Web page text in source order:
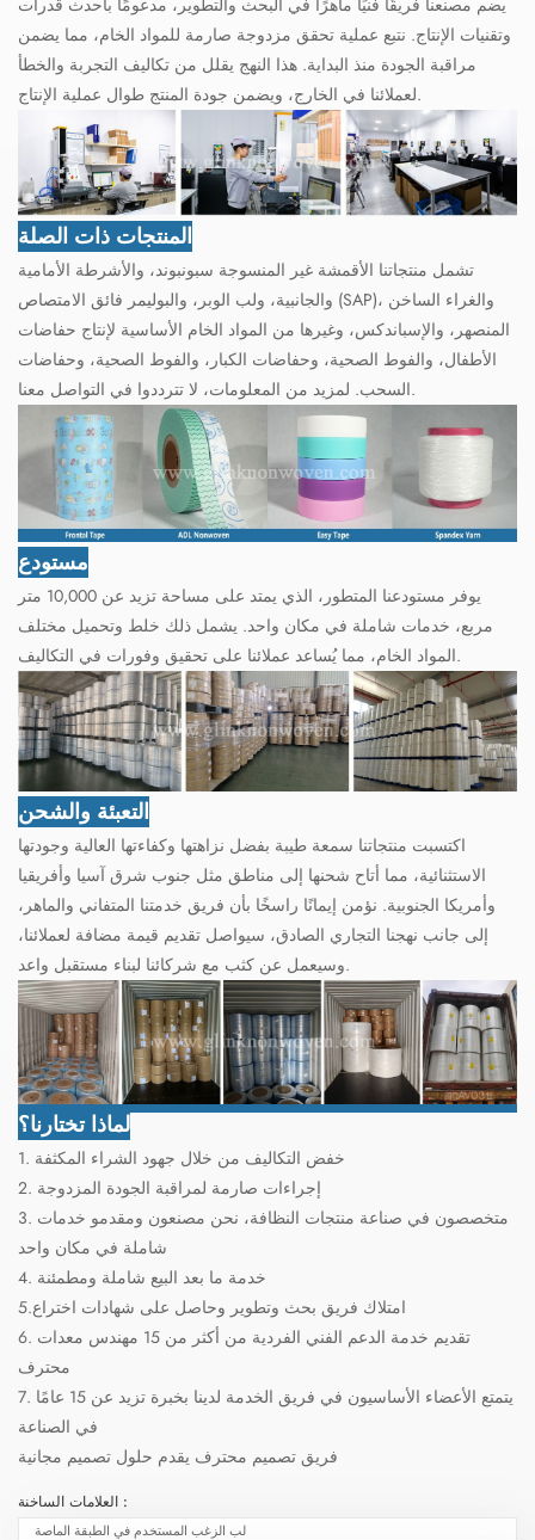
يضم مصنعنا فريقًا فنيًا ماهرًا في البحث والتطوير، مدعومًا بأحدث قدرات
وتقنيات الإنتاج. نتبع عملية تحقق مزدوجة صارمة للمواد الخام، مما يضمن
مراقبة الجودة منذ البداية. هذا النهج يقلل من تكاليف التجربة والخطأ
لعملائنا في الخارج، ويضمن جودة المنتج طوال عملية الإنتاج.
المنتجات ذات الصلة
تشمل منتجاتنا الأقمشة غير المنسوجة سبونبوند، والأشرطة الأمامية
والجانبية، ولب الوبر، والبوليمر فائق الامتصاص (SAP)، والغراء الساخن
المنصهر، والإسباندكس، وغيرها من المواد الخام الأساسية لإنتاج حفاضات
الأطفال، والفوط الصحية، وحفاضات الكبار، والفوط الصحية، وحفاضات
السحب. لمزيد من المعلومات، لا تترددوا في التواصل معنا.
مستودع
يوفر مستودعنا المتطور، الذي يمتد على مساحة تزيد عن 10,000 متر
مربع، خدمات شاملة في مكان واحد. يشمل ذلك خلط وتحميل مختلف
المواد الخام، مما يُساعد عملائنا على تحقيق وفورات في التكاليف.
التعبئة والشحن
اكتسبت منتجاتنا سمعة طيبة بفضل نزاهتها وكفاءتها العالية وجودتها
الاستثنائية، مما أتاح شحنها إلى مناطق مثل جنوب شرق آسيا وأفريقيا
وأمريكا الجنوبية. نؤمن إيمانًا راسخًا بأن فريق خدمتنا المتفاني والماهر،
إلى جانب نهجنا التجاري الصادق، سيواصل تقديم قيمة مضافة لعملائنا،
وسيعمل عن كثب مع شركائنا لبناء مستقبل واعد.
لماذا تختارنا؟
1. خفض التكاليف من خلال جهود الشراء المكثفة
2. إجراءات صارمة لمراقبة الجودة المزدوجة
3. متخصصون في صناعة منتجات النظافة، نحن مصنعون ومقدمو خدمات
شاملة في مكان واحد
4. خدمة ما بعد البيع شاملة ومطمئنة
5.امتلاك فريق بحث وتطوير وحاصل على شهادات اختراع
6. تقديم خدمة الدعم الفني الفردية من أكثر من 15 مهندس معدات
محترف
7. يتمتع الأعضاء الأساسيون في فريق الخدمة لدينا بخبرة تزيد عن 15 عامًا
في الصناعة
فريق تصميم محترف يقدم حلول تصميم مجانية
العلامات الساخنة :
لب الزغب المستخدم في الطبقة الماصة